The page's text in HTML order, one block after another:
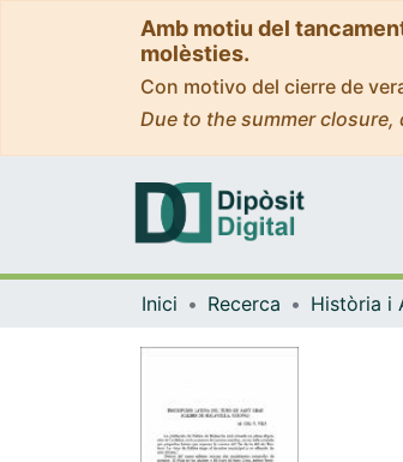
Amb motiu del
molèsties.
Con motivo del cierre de
Due to the summer
Inici Recerca Història i